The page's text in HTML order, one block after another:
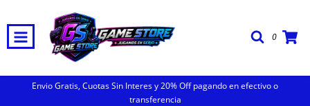
0
Envio Gratis, Cuotas Sin Interes y 20% Off pagando en efectivo o
transferencia